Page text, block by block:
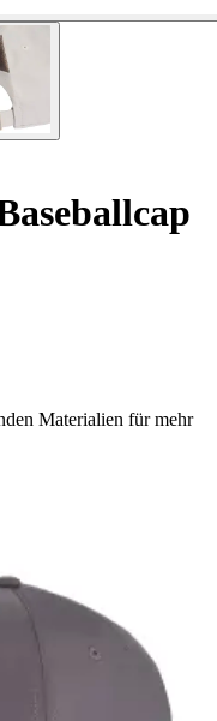
Materialien für mehr